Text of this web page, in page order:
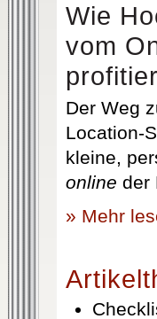
Wie
vom
Der Weg
Location-
kleine,
online der
» Mehr